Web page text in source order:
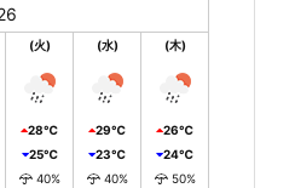
(火)
28℃
25℃
40%
(水)
29℃
23℃
40%
(木)
26℃
24℃
50%